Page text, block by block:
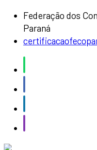
Federação dos
Paraná